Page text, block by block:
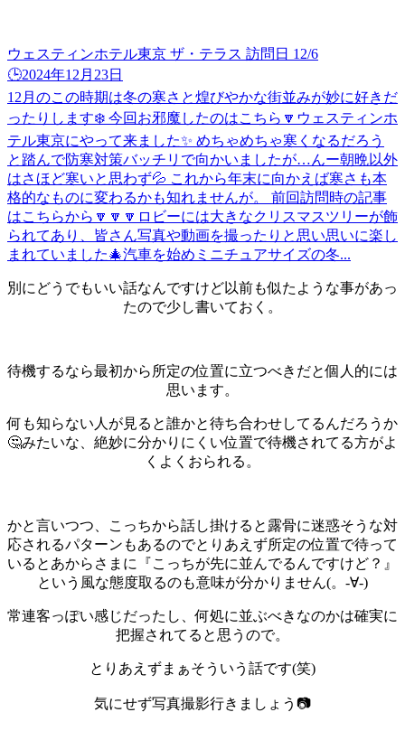
ウェスティンホテル東京 ザ・テラス 訪問日 12/6
🕒️2024年12月23日
12月のこの時期は冬の寒さと煌びやかな街並みが妙に好きだ
ったりします❄️ 今回お邪魔したのはこちら🔽ウェスティンホ
テル東京にやって来ました✨️ めちゃめちゃ寒くなるだろう
と踏んで防寒対策バッチリで向かいましたが…んー朝晩以外
はさほど寒いと思わず💦 これから年末に向かえば寒さも本
格的なものに変わるかも知れませんが。 前回訪問時の記事
はこちらから🔽🔽🔽ロビーには大きなクリスマスツリーが飾
られてあり、皆さん写真や動画を撮ったりと思い思いに楽し
まれていました🎄汽車を始めミニチュアサイズの冬...
別にどうでもいい話なんですけど以前も似たような事があっ
たので少し書いておく。
待機するなら最初から所定の位置に立つべきだと個人的には
思います。
何も知らない人が見ると誰かと待ち合わせしてるんだろうか
🤔みたいな、絶妙に分かりにくい位置で待機されてる方がよ
くよくおられる。
かと言いつつ、こっちから話し掛けると露骨に迷惑そうな対
応されるパターンもあるのでとりあえず所定の位置で待って
いるとあからさまに『こっちが先に並んでるんですけど？』
という風な態度取るのも意味が分かりません(。-∀-)
常連客っぽい感じだったし、何処に並ぶべきなのかは確実に
把握されてると思うので。
とりあえずまぁそういう話です(笑)
気にせず写真撮影行きましょう📷️